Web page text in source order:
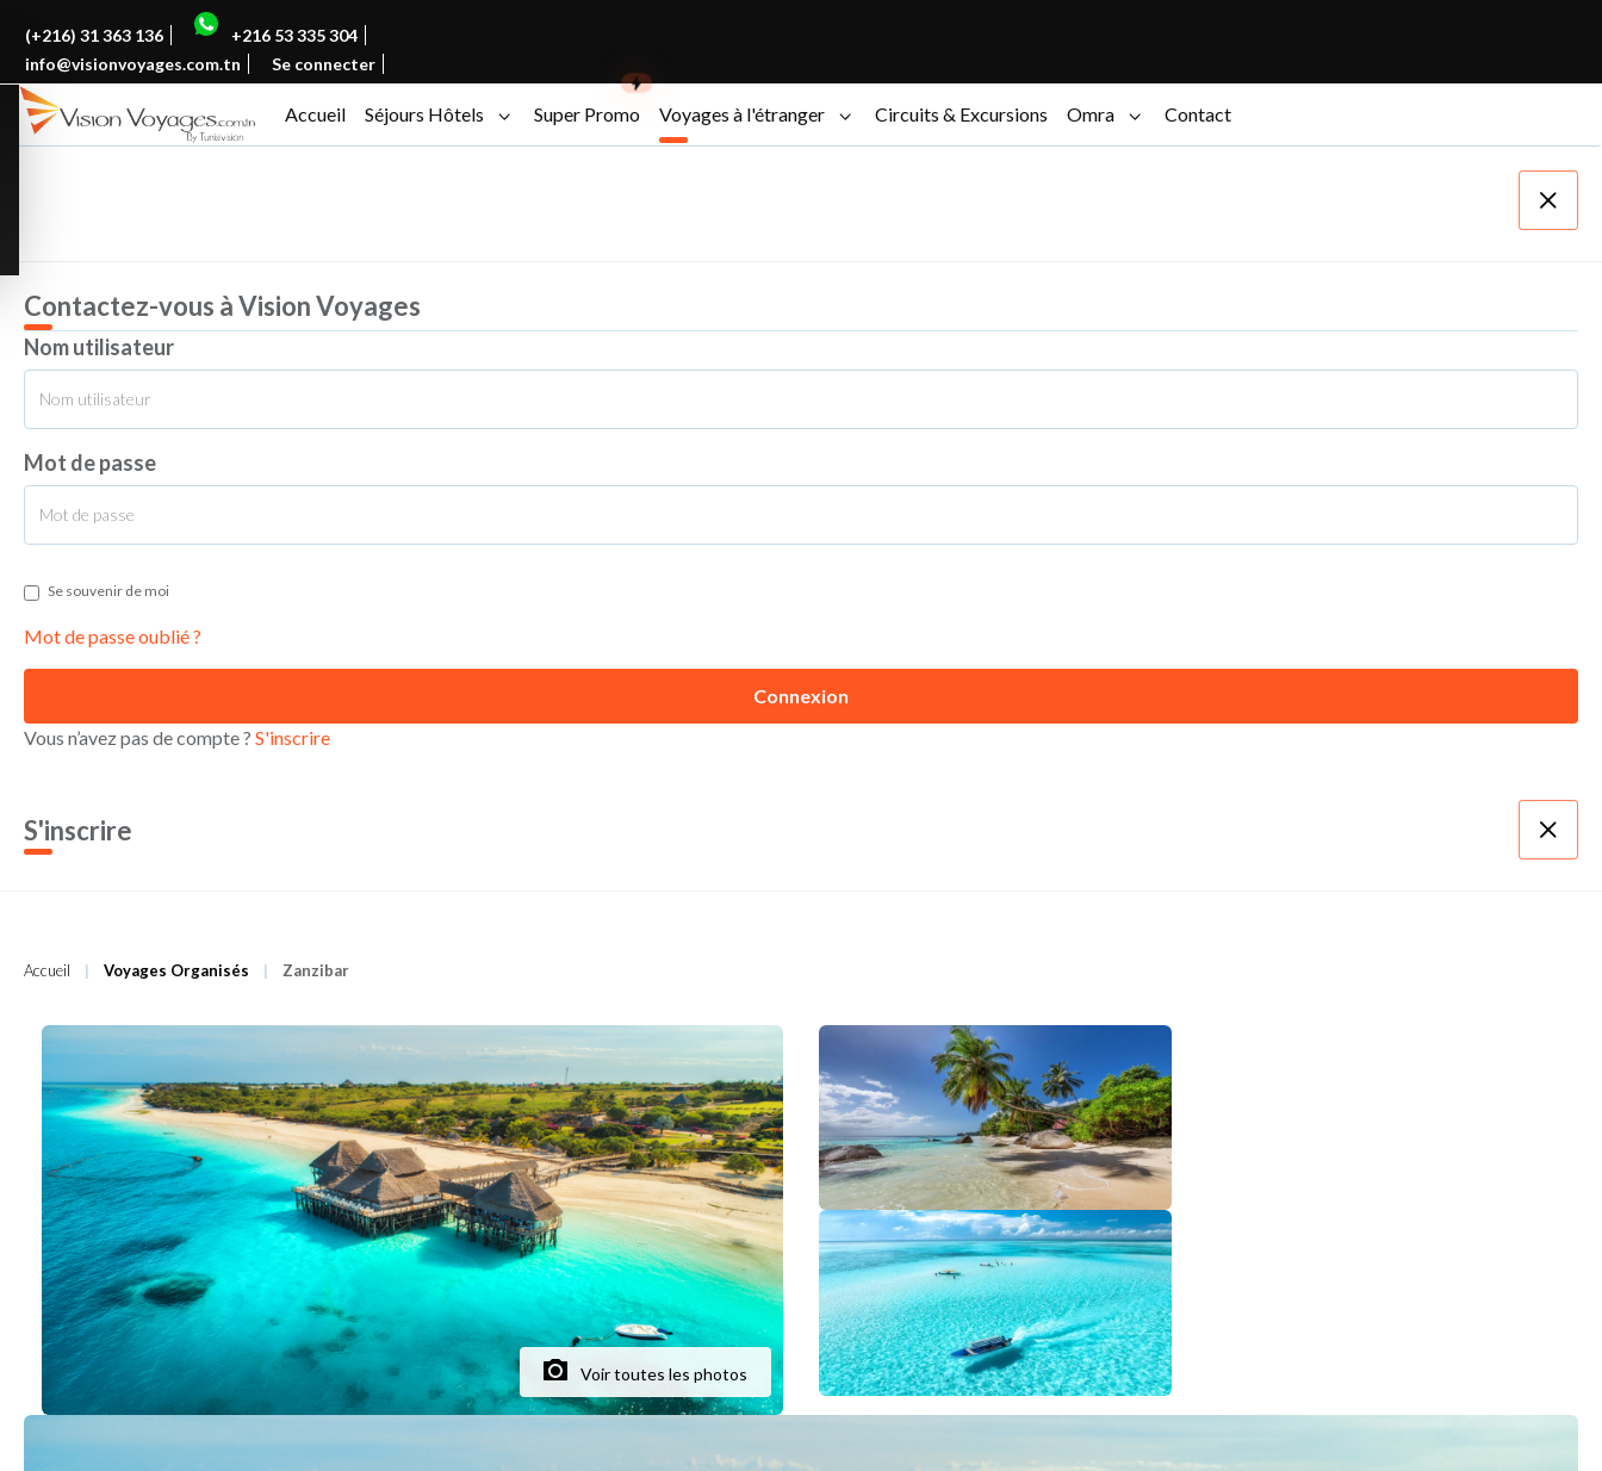
(+216) 31 363 136
+216 53 335 304
info@visionvoyages.com.tn
Se connecter
Accueil Séjours Hôtels Super Promo Voyages à l'étranger Circuits & Excursions Omra Contact
Contactez-vous à Vision Voyages
Nom utilisateur
Mot de passe
Se souvenir de moi
Mot de passe oublié ?
Connexion
Vous n’avez pas de compte ? S'inscrire
S'inscrire
Accueil Voyages Organisés Zanzibar
Voir toutes les photos